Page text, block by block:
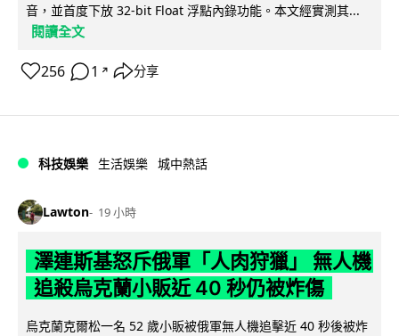
音，並首度下放 32-bit Float 浮點內錄功能。本文經實測其...
閱讀全文
256 1 ↗ 分享
科技娛樂 生活娛樂 城中熱話
Lawton 19 小時
澤連斯基怒斥俄軍「人肉狩獵」 無人機
追殺烏克蘭小販近 40 秒仍被炸傷
烏克蘭克爾松一名 52 歲小販被俄軍無人機追擊近 40 秒後被炸